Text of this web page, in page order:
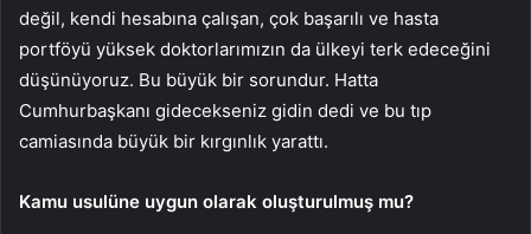
değil, kendi hesabına çalışan, çok başarılı ve hasta
portföyü yüksek doktorlarımızın da ülkeyi terk edeceğini
düşünüyoruz. Bu büyük bir sorundur. Hatta
Cumhurbaşkanı gidecekseniz gidin dedi ve bu tıp
camiasında büyük bir kırgınlık yarattı.
Kamu usulüne uygun olarak oluşturulmuş mu?